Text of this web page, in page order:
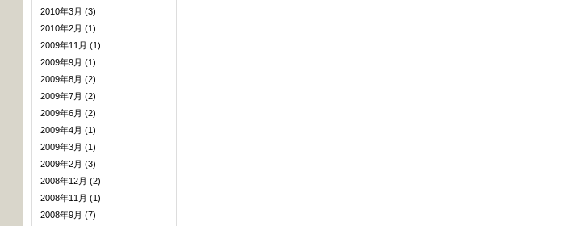
2010年3月 (3)
2010年2月 (1)
2009年11月 (1)
2009年9月 (1)
2009年8月 (2)
2009年7月 (2)
2009年6月 (2)
2009年4月 (1)
2009年3月 (1)
2009年2月 (3)
2008年12月 (2)
2008年11月 (1)
2008年9月 (7)